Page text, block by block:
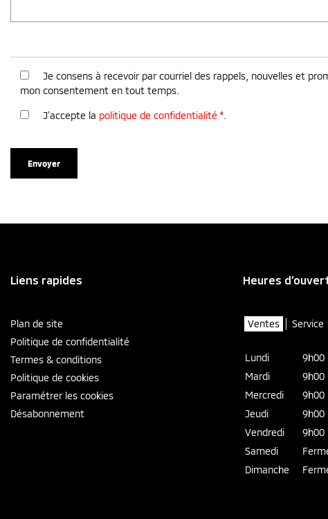
Je consens à recevoir par courriel des rappels, nouvelles et
mon consentement en tout temps.
J’accepte la politique de confidentialité *
Liens rapides
Plan de site
Politique de confidentialité
Termes & conditions
Politique de cookies
Paramétrer les cookies
Désabonnement
Heures
Ventes Service
Lundi
9h00
Mardi
9h00
Mercredi
9h00
Jeudi
9h00
Vendredi
9h00
Samedi
Dimanche